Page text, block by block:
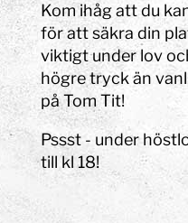
Kom ihåg att du
för att säkra din
viktigt under lov
högre tryck än
på Tom Tit!
Pssst - under
till kl 18!